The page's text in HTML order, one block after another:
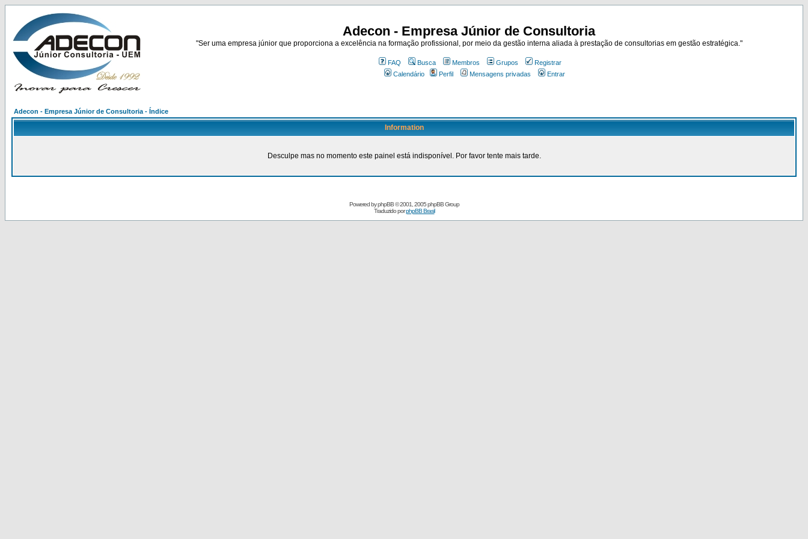
Adecon - Empresa Júnior de Consultoria
"Ser uma empresa júnior que proporciona a excelência na formação profissional, por meio da gestão interna aliada à prestação de consultorias em gestão estratégica."
FAQ Busca Membros Grupos
Registrar
Calendário
Perfil Mensagens privadas Entrar
Adecon - Empresa Júnior de Consultoria - Índice
Information
Desculpe mas no momento este painel está indisponível. Por favor tente mais tarde.
Powered byphpBB© 2001, 2005 phpBB Group
Traduzido porphpBB Brasil